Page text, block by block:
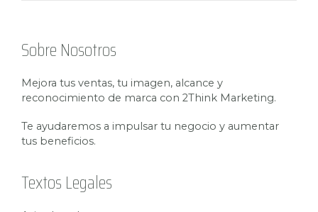
Sobre Nosotros
Mejora tus ventas, tu imagen, alcance y
reconocimiento de marca con 2Think Marketing.
Te ayudaremos a impulsar tu negocio y aumentar
tus beneficios.
Textos Legales